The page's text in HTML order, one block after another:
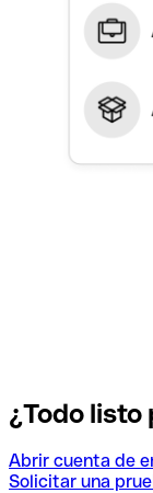
¿Todo listo
Abrir cuenta de
Solicitar una